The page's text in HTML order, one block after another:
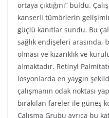
ortaya çıktığını” buldu.
kanserli tümörlerin
güçlü kanıtlar sundu. Bu
sağlık endişeleri
olması ve kızarıklık ve
almaktadır. Retinyl
losyonlarda en yaygın
çalışmanın odak noktası
bırakılan fareler ile güneş
Çalışma Grubu ayrıca bu